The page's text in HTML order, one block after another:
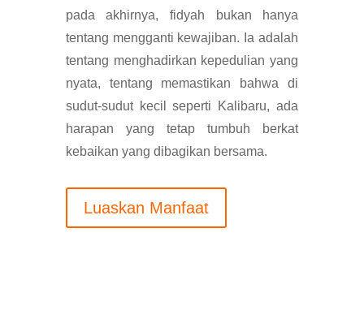
pada akhirnya, fidyah bukan hanya
tentang mengganti kewajiban. Ia adalah
tentang menghadirkan kepedulian yang
nyata, tentang memastikan bahwa di
sudut-sudut kecil seperti Kalibaru, ada
harapan yang tetap tumbuh berkat
kebaikan yang dibagikan bersama.
Luaskan Manfaat